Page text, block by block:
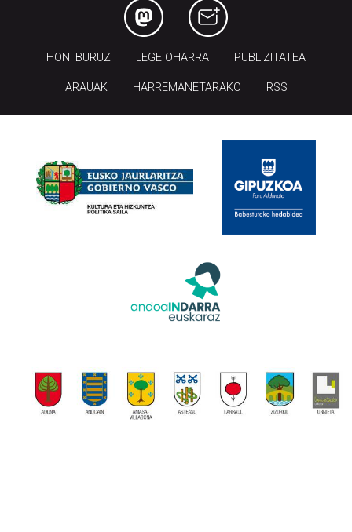
HONI BURUZ LEGE OHARRA PUBLIZITATEA
ARAUAK HARREMANETARAKO RSS